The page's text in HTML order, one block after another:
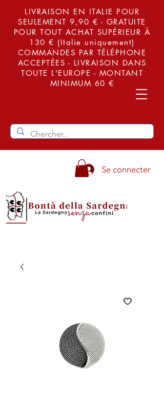
LIVRAISON EN ITALIE POUR
SEULEMENT 9,90 € - GRATUITE
POUR TOUT ACHAT SUPÉRIEUR À
130 € (Italie uniquement)
COMMANDES PAR TÉLÉPHONE
ACCEPTÉES - LIVRAISON DANS
TOUTE L'EUROPE - MONTANT
MINIMUM 60 €
Se connecter